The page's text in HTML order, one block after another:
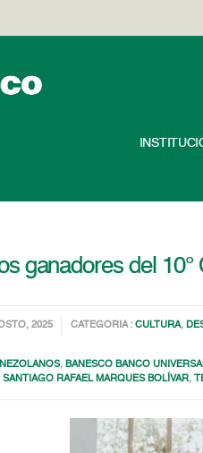
ganadores del
2025 CATEGORIA :CULTURA,
, BANESCO BANCO
SANTIAGO RAFAEL MARQUES BOLÍVAR,